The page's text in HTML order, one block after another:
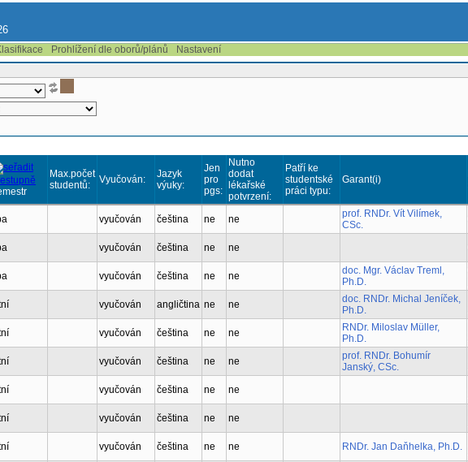
Prohlížení dle oborů/plánů
Nastavení
Max.počet
studentů:
Vyučován:
Jazyk
výuky:
Jen
pro
pgs:
Nutno
dodat
lékařské
potvrzení:
Patří ke
studentské
práci typu:
Garant(i)
vyučován čeština ne ne
prof. RNDr. Vít Vilímek,
CSc.
vyučován čeština ne ne
vyučován čeština ne ne
doc. Mgr. Václav Treml,
Ph.D.
vyučován angličtina ne ne
doc. RNDr. Michal Jeníček,
Ph.D.
vyučován čeština ne ne
RNDr. Miloslav Müller,
Ph.D.
vyučován čeština ne ne
prof. RNDr. Bohumír
Janský, CSc.
vyučován čeština ne ne
vyučován čeština ne ne
vyučován čeština ne ne RNDr. Jan Daňhelka, Ph.D.